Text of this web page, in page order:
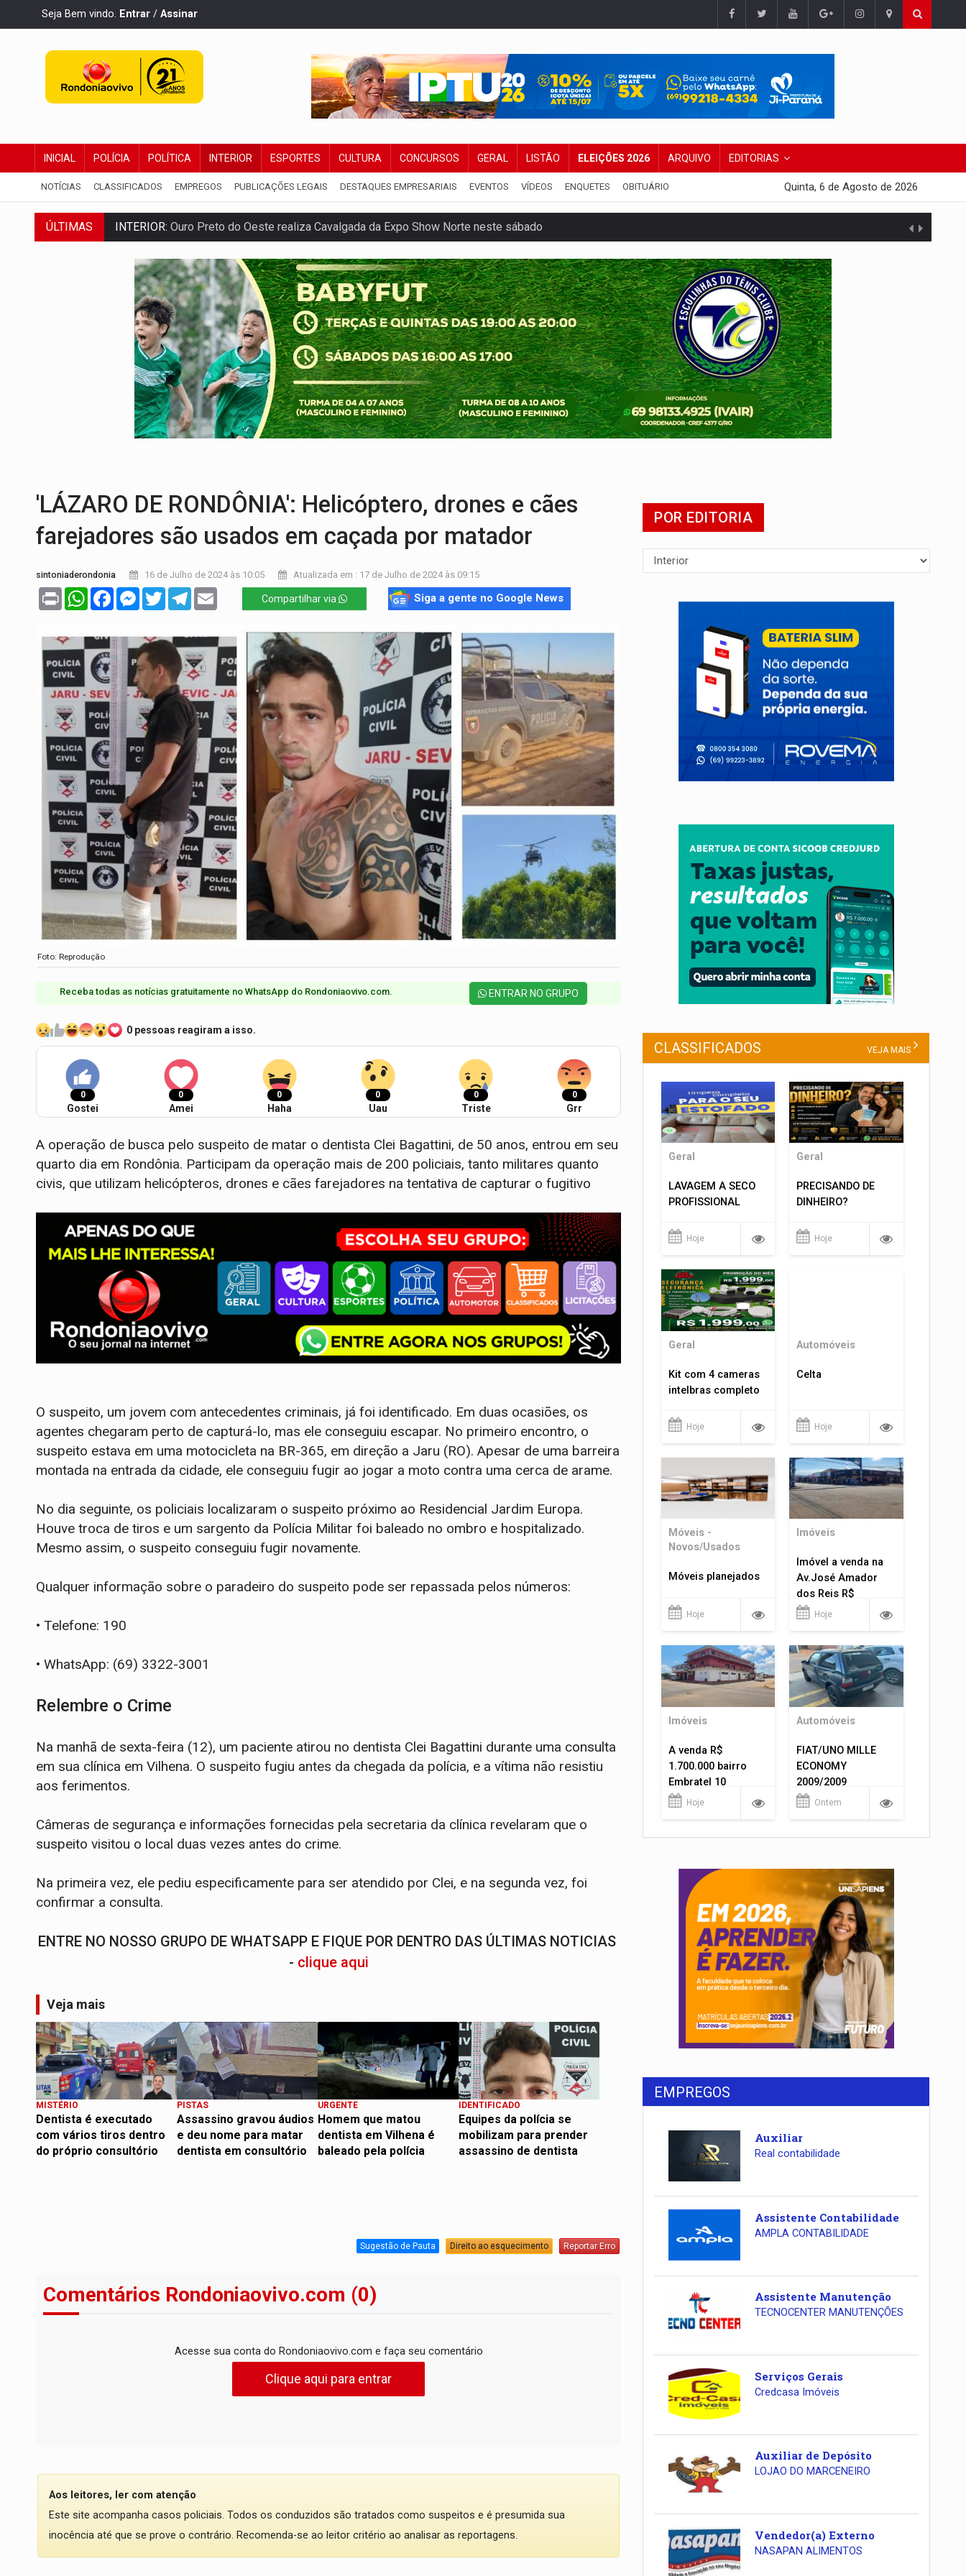
Seja Bem vindo. Entrar / Assinar
INICIAL POLÍCIA POLÍTICA INTERIOR ESPORTES CULTURA CONCURSOS GERAL LISTÃO ELEIÇÕES 2026 ARQUIVO EDITORIAS
NOTÍCIAS CLASSIFICADOS EMPREGOS PUBLICAÇÕES LEGAIS DESTAQUES EMPRESARIAIS EVENTOS VÍDEOS ENQUETES OBITUÁRIO Quinta, 6 de Agosto de 2026
ÚLTIMAS
INTERIOR:Ouro Preto do Oeste realiza Cavalgada da Expo Show Norte neste sábado
DESENVOLVIMENTO:Ideb avança nos anos iniciais do ensino fundamental em Rondônia
VULGO 'UNIÃO':Chefe de facção criminosa é preso durante operação policial
Publicação Legal:CONVOCAÇÃO DAS ELEIÇÕES: SEATER/RO
RO EMPREENDEDORA:2ª edição da feira começa nesta quinta-feira (6) no Espaço Alternativo
FORTALECIMENTO:Contratação de novos servidores reforça equipes do Cad Único nos Cras de PVH
VÍDEO:Condutor de carro avança cruzamento e deixa motociclista com fratura
'OS OLHOS DO BRASIL':Emanuel Neri transforma indignação e esperança em rock no seu novo single
SOB INVESTIGAÇÃO:Dentista de PVH é denunciado por transmitir HIV a quatro mulheres
'LÁZARO DE RONDÔNIA': Helicóptero, drones e cães
farejadores são usados em caçada por matador
sintoniaderondonia 16 de Julho de 2024 às 10:05 Atualizada em : 17 de Julho de 2024 às 09:15
Print WhatsAppFacebookMessenger
TwitterTelegram Compartilhar via Siga a gente no Google News
Foto: Reprodução
Receba todas as notícias gratuitamente no WhatsApp do Rondoniaovivo.com.​ ENTRAR NO GRUPO
0 pessoas reagiram a isso.
0
Gostei
0
Amei
0
Haha
0
Uau
0
Triste
0
Grr
A operação de busca pelo suspeito de matar o dentista Clei Bagattini, de 50 anos, entrou em seu
quarto dia em Rondônia. Participam da operação mais de 200 policiais, tanto militares quanto
civis, que utilizam helicópteros, drones e cães farejadores na tentativa de capturar o fugitivo
O suspeito, um jovem com antecedentes criminais, já foi identificado. Em duas ocasiões, os
agentes chegaram perto de capturá-lo, mas ele conseguiu escapar. No primeiro encontro, o
suspeito estava em uma motocicleta na BR-365, em direção a Jaru (RO). Apesar de uma barreira
montada na entrada da cidade, ele conseguiu fugir ao jogar a moto contra uma cerca de arame.
No dia seguinte, os policiais localizaram o suspeito próximo ao Residencial Jardim Europa.
Houve troca de tiros e um sargento da Polícia Militar foi baleado no ombro e hospitalizado.
Mesmo assim, o suspeito conseguiu fugir novamente.
Qualquer informação sobre o paradeiro do suspeito pode ser repassada pelos números:
• Telefone: 190
• WhatsApp: (69) 3322-3001
Relembre o Crime
Na manhã de sexta-feira (12), um paciente atirou no dentista Clei Bagattini durante uma consulta
em sua clínica em Vilhena. O suspeito fugiu antes da chegada da polícia, e a vítima não resistiu
aos ferimentos.
Câmeras de segurança e informações fornecidas pela secretaria da clínica revelaram que o
suspeito visitou o local duas vezes antes do crime.
Na primeira vez, ele pediu especificamente para ser atendido por Clei, e na segunda vez, foi
confirmar a consulta.
ENTRE NO NOSSO GRUPO DE WHATSAPP E FIQUE POR DENTRO DAS ÚLTIMAS NOTICIAS
- clique aqui
Veja mais
MISTÉRIO
Dentista é executado
com vários tiros dentro
do próprio consultório
PISTAS
Assassino gravou áudios
e deu nome para matar
dentista em consultório
URGENTE
Homem que matou
dentista em Vilhena é
baleado pela polícia
IDENTIFICADO
Equipes da polícia se
mobilizam para prender
assassino de dentista
Sugestão de Pauta Direito ao esquecimento Reportar Erro
Comentários Rondoniaovivo.com (0)
Acesse sua conta do Rondoniaovivo.com e faça seu comentário
Clique aqui para entrar
Aos leitores, ler com atenção
Este site acompanha casos policiais. Todos os conduzidos são tratados como suspeitos e é presumida sua
inocência até que se prove o contrário. Recomenda-se ao leitor critério ao analisar as reportagens.
POR EDITORIA
CLASSIFICADOS VEJA MAIS
Geral
LAVAGEM A SECO
PROFISSIONAL
Hoje
Geral
PRECISANDO DE
DINHEIRO?
Hoje
Geral
Kit com 4 cameras
intelbras completo
Hoje
Automóveis
Celta
Hoje
Móveis -
Novos/Usados
Móveis planejados
Hoje
Imóveis
Imóvel a venda na
Av.José Amador
dos Reis R$
1.400.000
Hoje
Imóveis
A venda R$
1.700.000 bairro
Embratel 10
apartamentos!
Hoje
Automóveis
FIAT/UNO MILLE
ECONOMY
2009/2009
Ontem
EMPREGOS
Auxiliar
Real contabilidade
Assistente Contabilidade
AMPLA CONTABILIDADE
Assistente Manutenção
TECNOCENTER MANUTENÇÕES
Serviços Gerais
Credcasa Imóveis
Auxiliar de Depósito
LOJAO DO MARCENEIRO
Vendedor(a) Externo
NASAPAN ALIMENTOS